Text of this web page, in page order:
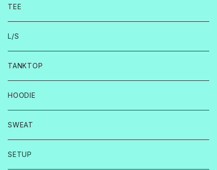
TEE
L/S
TANKTOP
HOODIE
SWEAT
SETUP